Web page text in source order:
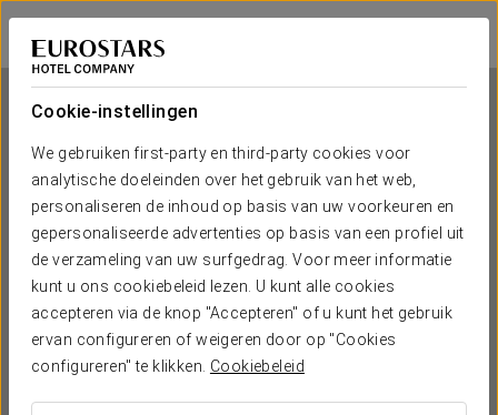
Cookie-instellingen
We gebruiken first-party en third-party cookies voor
analytische doeleinden over het gebruik van het web,
personaliseren de inhoud op basis van uw voorkeuren en
gepersonaliseerde advertenties op basis van een profiel uit
de verzameling van uw surfgedrag. Voor meer informatie
kunt u ons cookiebeleid lezen. U kunt alle cookies
accepteren via de knop "Accepteren" of u kunt het gebruik
ervan configureren of weigeren door op "Cookies
configureren" te klikken. Cookiebeleid
Áurea Legends
PRAAG
Áurea Legends
PRAAG